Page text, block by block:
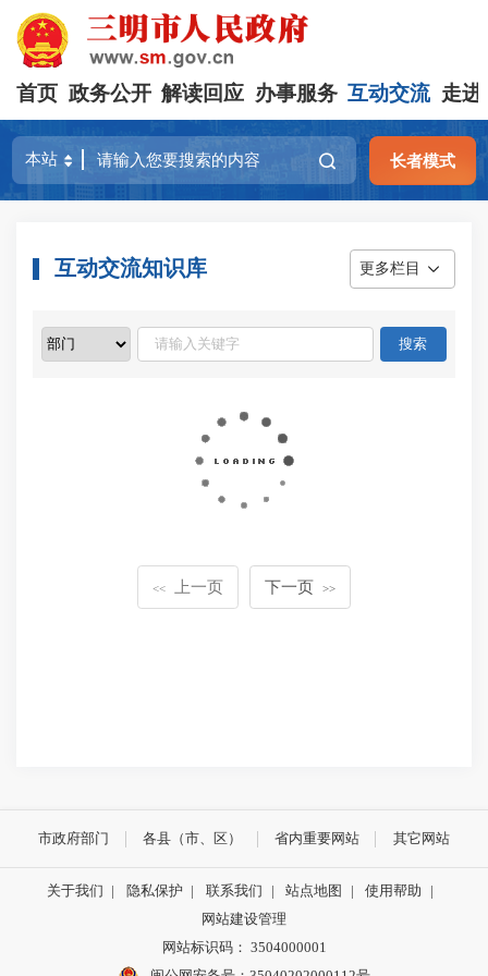
首页 政务公开 解读回应 办事服务 互动交流 走进
长者模式
互动交流知识库 更多栏目
<< 上一页 下一页 >>
市政府部门 各县（市、区） 省内重要网站 其它网站
关于我们 | 隐私保护 | 联系我们 | 站点地图 | 使用帮助
|
网站建设管理
网站标识码： 3504000001